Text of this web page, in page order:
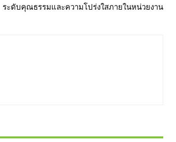
ระดับคุณธรรมและความโปร่งใสภายในหน่วยงาน